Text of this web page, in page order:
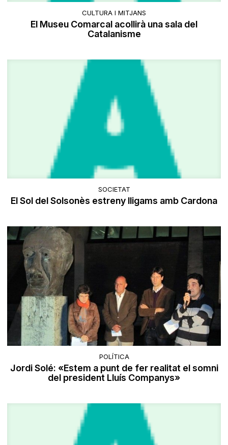
CULTURA I MITJANS
El Museu Comarcal acollirà una sala del
Catalanisme
SOCIETAT
El Sol del Solsonès estreny lligams amb Cardona
POLÍTICA
Jordi Solé: «Estem a punt de fer realitat el somni
del president Lluís Companys»